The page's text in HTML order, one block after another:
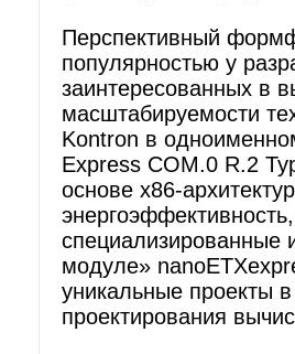
Перспективный
популярностью у
заинтересованных в
масштабируемости
Kontron в
Express COM.0 R.2
основе x86-
специализированные
модуле»
уникальные проекты
проектирования